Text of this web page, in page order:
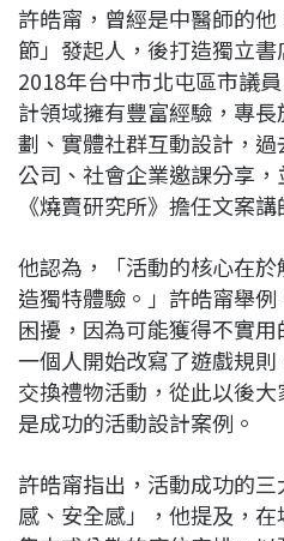
許皓甯，曾經是中醫師的
節」發起人，後打造獨立
2018年台中市北屯區市議員
計領域擁有豐富經驗，專
劃、實體社群互動設計，
公司、社會企業邀課分享
《燒賣研究所》擔任文案講
他認為，「活動的核心在
造獨特體驗。」許皓甯舉
困擾，因為可能獲得不實
一個人開始改寫了遊戲規
交換禮物活動，從此以後
是成功的活動設計案例。
許皓甯指出，活動成功的
感、安全感」，他提及，